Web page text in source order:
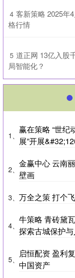
4 客新策略 2025年
格行情
5 道正网 13亿入股
局智能化？
1、
赢在策略 “世
展”开展
2、
金赢中心 云南
壁画
3、 万全之策 打个
4、
牛策略 青砖黛
探索古城保护
5、
启恒配资 盈利
中国资产